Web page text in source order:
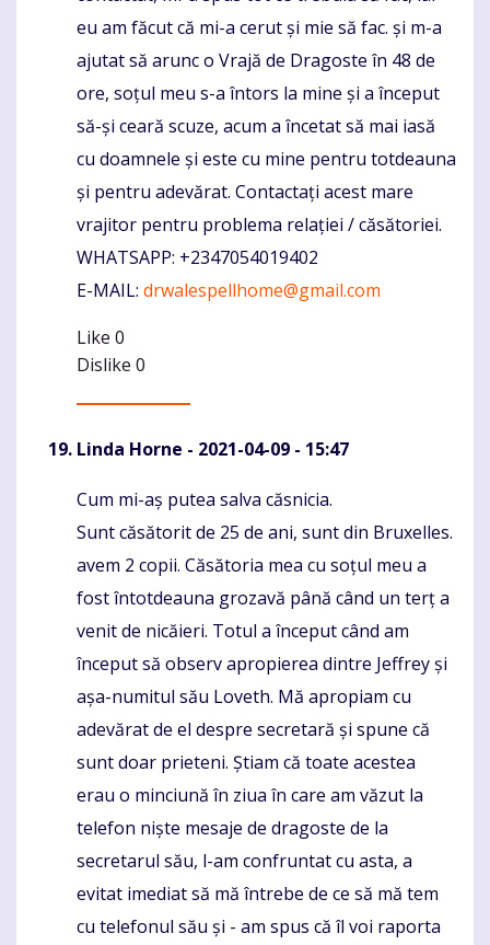
eu am făcut că mi-a cerut și mie să fac. și m-a
ajutat să arunc o Vrajă de Dragoste în 48 de
ore, soțul meu s-a întors la mine și a început
să-și ceară scuze, acum a încetat să mai iasă
cu doamnele și este cu mine pentru totdeauna
și pentru adevărat. Contactați acest mare
vrajitor pentru problema relației / căsătoriei.
WHATSAPP: +2347054019402
E-MAIL: drwalespellhome@gmail.com
Like 0
Dislike 0
Linda Horne - 2021-04-09 - 15:47
Komentaras
Cum mi-aș putea salva căsnicia.
Sunt căsătorit de 25 de ani, sunt din Bruxelles.
avem 2 copii. Căsătoria mea cu soțul meu a
fost întotdeauna grozavă până când un terț a
venit de nicăieri. Totul a început când am
început să observ apropierea dintre Jeffrey și
așa-numitul său Loveth. Mă apropiam cu
adevărat de el despre secretară și spune că
sunt doar prieteni. Știam că toate acestea
erau o minciună în ziua în care am văzut la
telefon niște mesaje de dragoste de la
secretarul său, l-am confruntat cu asta, a
evitat imediat să mă întrebe de ce să mă tem
cu telefonul său și - am spus că îl voi raporta